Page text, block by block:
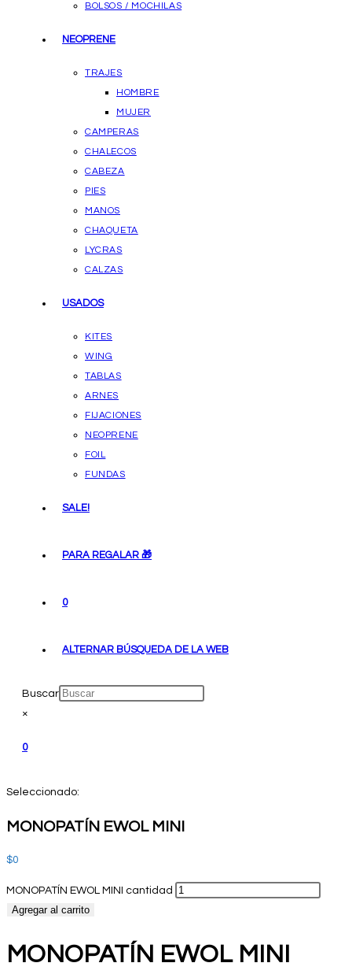
BOLSOS / MOCHILAS
NEOPRENE
TRAJES
HOMBRE
MUJER
CAMPERAS
CHALECOS
CABEZA
PIES
MANOS
CHAQUETA
LYCRAS
CALZAS
USADOS
KITES
WING
TABLAS
ARNES
FIJACIONES
NEOPRENE
FOIL
FUNDAS
SALE!
PARA REGALAR 🎁
0
ALTERNAR BÚSQUEDA DE LA WEB
Buscar
×
0
Seleccionado:
MONOPATÍN EWOL MINI
$0
MONOPATÍN EWOL MINI cantidad
Agregar al carrito
MONOPATÍN EWOL MINI